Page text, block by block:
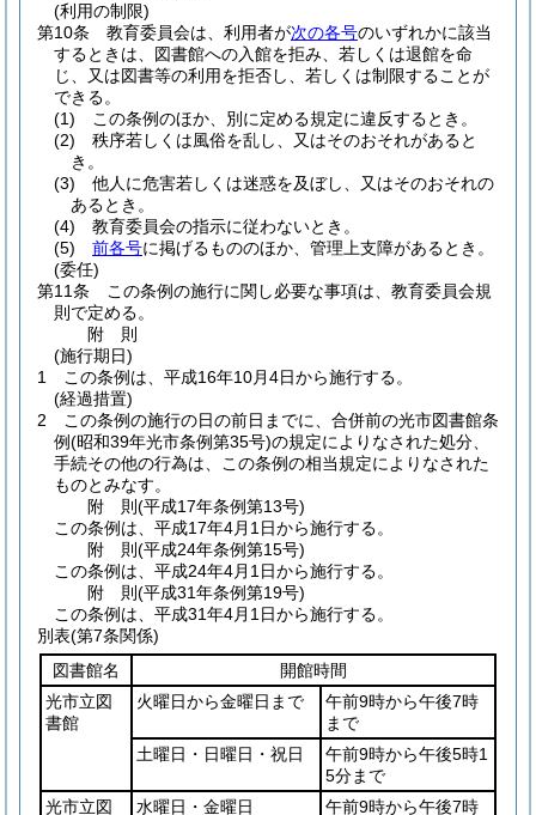
(利用の制限)
第10条
教育委員会は、利用者が次の各号のいずれかに該当
するときは、図書館への入館を拒み、若しくは退館を命
じ、又は図書等の利用を拒否し、若しくは制限することが
できる。
(1)
この条例のほか、別に定める規定に違反するとき。
(2)
秩序若しくは風俗を乱し、又はそのおそれがあると
き。
(3)
他人に危害若しくは迷惑を及ぼし、又はそのおそれの
あるとき。
(4)
教育委員会の指示に従わないとき。
(5)
前各号に掲げるもののほか、管理上支障があるとき。
(委任)
第11条
この条例の施行に関し必要な事項は、教育委員会規
則で定める。
附 則
(施行期日)
1
この条例は、平成16年10月4日から施行する。
(経過措置)
2
この条例の施行の日の前日までに、合併前の光市図書館条
例(昭和39年光市条例第35号)の規定によりなされた処分、
手続その他の行為は、この条例の相当規定によりなされた
ものとみなす。
附 則(平成17年条例第13号)
この条例は、平成17年4月1日から施行する。
附 則(平成24年条例第15号)
この条例は、平成24年4月1日から施行する。
附 則(平成31年条例第19号)
この条例は、平成31年4月1日から施行する。
別表(第7条関係)
図書館名
開館時間
光市立図
書館
火曜日から金曜日まで
午前9時から午後7時
まで
土曜日・日曜日・祝日
午前9時から午後5時1
5分まで
光市立図
水曜日・金曜日 午前9時から午後7時